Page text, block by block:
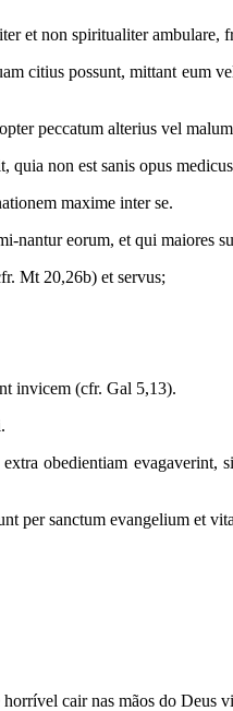
et non spiritualiter
citius possunt, mittant eum
peccatum alterius vel
non est sanis opus
maxime inter se.
eorum, et qui maiores
Mt 20,26b) et servus;
invicem (cfr. Gal 5,13).
obedientiam
per sanctum evangelium et
horrível cair nas mãos do Deus